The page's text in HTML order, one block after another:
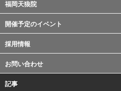
福岡天狼院
開催予定のイベント
採用情報
お問い合わせ
記事